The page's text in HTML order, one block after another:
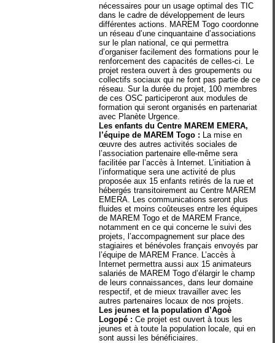
nécessaires pour un usage optimal des TIC
dans le cadre de développement de leurs
différentes actions. MAREM Togo coordonne
un réseau d’une cinquantaine d’associations
sur le plan national, ce qui permettra
d’organiser facilement des formations pour le
renforcement des capacités de celles-ci. Le
projet restera ouvert à des groupements ou
collectifs sociaux qui ne font pas partie de ce
réseau. Sur la durée du projet, 100 membres
de ces OSC participeront aux modules de
formation qui seront organisés en partenariat
avec Planète Urgence.
Les enfants du Centre MAREM EMERA,
l’équipe de MAREM Togo : La mise en
œuvre des autres activités sociales de
l’association partenaire elle-même sera
facilitée par l’accès à Internet. L’initiation à
l’informatique sera une activité de plus
proposée aux 15 enfants retirés de la rue et
hébergés transitoirement au Centre MAREM
EMERA. Les communications seront plus
fluides et moins coûteuses entre les équipes
de MAREM Togo et de MAREM France,
notamment en ce qui concerne le suivi des
projets, l’accompagnement sur place des
stagiaires et bénévoles français envoyés par
l’équipe de MAREM France. L’accès à
Internet permettra aussi aux 15 animateurs
salariés de MAREM Togo d’élargir le champ
de leurs connaissances, dans leur domaine
respectif, et de mieux travailler avec les
autres partenaires locaux de nos projets.
Les jeunes et la population d’Agoè
Logopé : Ce projet est ouvert à tous les
jeunes et à toute la population locale, qui en
sont aussi les bénéficiaires.